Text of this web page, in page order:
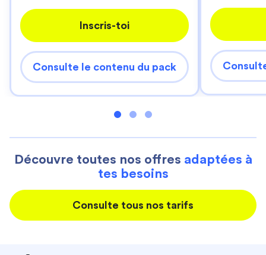
Inscris-toi
Consulte le contenu du pack
Découvre toutes nos offres adaptées à
tes besoins
Consulte tous nos tarifs